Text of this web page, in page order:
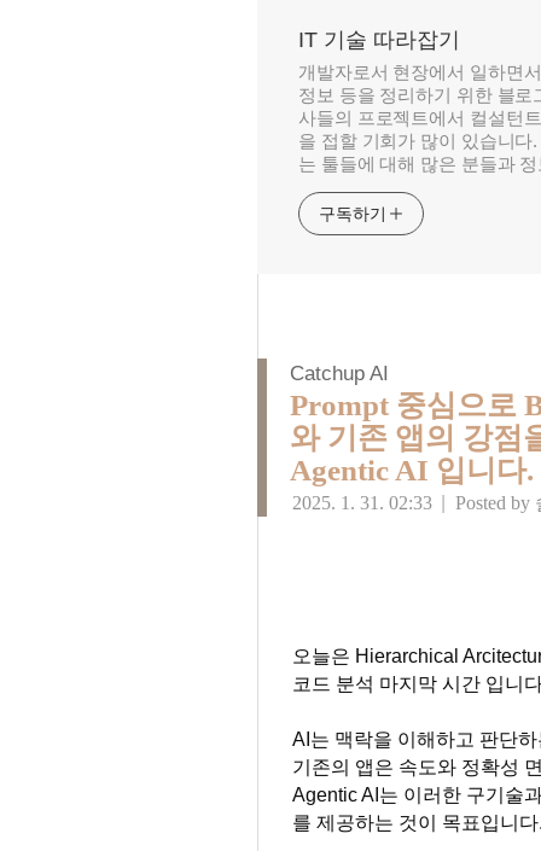
IT 기술 따라잡기
개발자로서 현장에서 일하면
정보 등을 정리하기 위한 블
사들의 프로젝트에서 컬설턴
을 접할 기회가 많이 있습니
는 툴들에 대해 많은 분들과
구독하기
Catchup AI
Prompt 중심으로
와 기존 앱의 강점
Agentic AI 입니다.
2025. 1. 31. 02:33 Posted by
오늘은 Hierarchical
코드 분석 마지막 시간 입니
AI는 맥락을 이해하고 판단
기존의 앱은 속도와 정확성
Agentic AI는 이러한 구기술
를 제공하는 것이 목표입니